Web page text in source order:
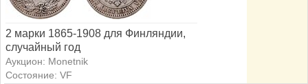
2 марки 1865-1908 для Финляндии,
случайный год
Аукцион: Monetnik
Состояние: VF